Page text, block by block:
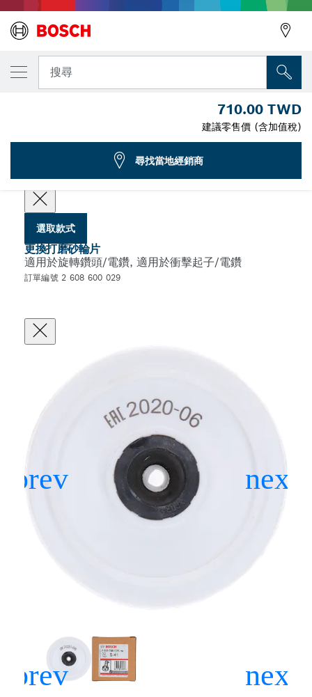
搜尋
選擇您的規格
選取款式
更換打磨砂輪片
適用於旋轉鑽頭/電鑽, 適用於衝擊起子/電鑽
訂單編號 2 608 600 029
您選取的款式
鑽頭磨銳器S 41
2 608 600 029
710.00 TWD
建議零售價 (含加值稅)
尋找當地經銷商